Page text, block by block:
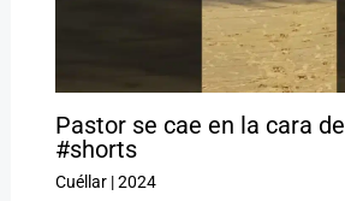
Pastor se cae en la cara
#shorts
Cuéllar|2024